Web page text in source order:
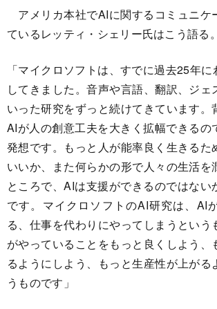
アメリカ本社でAIに関するコミュニケ
ているレッティ・シェリー氏はこう語る。
「マイクロソフトは、すでに過去25年
してきました。音声や言語、翻訳、ジェ
いった研究をずっと続けてきています。
AIが人の創意工夫を大きく拡幅できるの
発想です。もっと人が能率良く生きるた
いいか、また何らかの形で人々の生活を
ところで、AIは支援ができるのではない
です。マイクロソフトのAI研究は、AI
る、仕事を代わりにやってしまうという
がやっていることをもっと良くしよう、
るようにしよう、もっと生産性が上がる
うものです」